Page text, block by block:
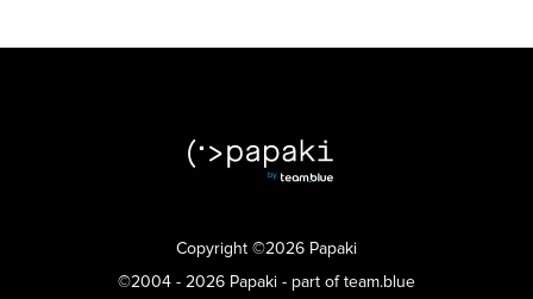
Copyright ©2026 Papaki
©2004 - 2026 Papaki - part of team.blue